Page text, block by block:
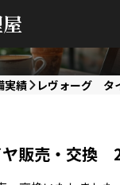
実績
レヴォーグ
販売・交換